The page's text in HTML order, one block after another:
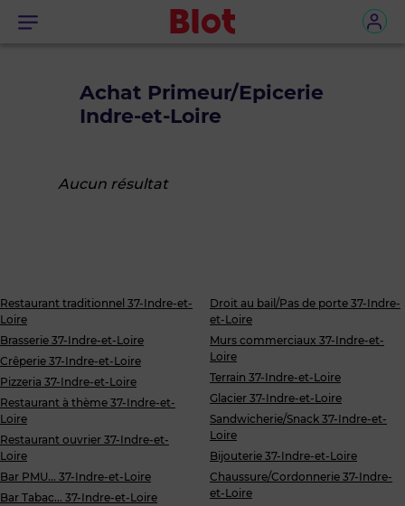
Menu
Achat Primeur/Epicerie
Indre-et-Loire
Aucun résultat
Restaurant traditionnel 37-Indre-et-
Loire
Brasserie 37-Indre-et-Loire
Crêperie 37-Indre-et-Loire
Pizzeria 37-Indre-et-Loire
Restaurant à thème 37-Indre-et-
Loire
Restaurant ouvrier 37-Indre-et-
Loire
Bar PMU... 37-Indre-et-Loire
Bar Tabac... 37-Indre-et-Loire
Droit au bail/Pas de porte 37-Indre-
et-Loire
Murs commerciaux 37-Indre-et-
Loire
Terrain 37-Indre-et-Loire
Glacier 37-Indre-et-Loire
Sandwicherie/Snack 37-Indre-et-
Loire
Bijouterie 37-Indre-et-Loire
Chaussure/Cordonnerie 37-Indre-
et-Loire